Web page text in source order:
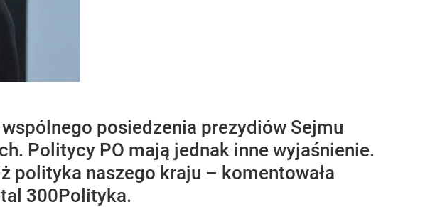
posiedzenia prezydiów Sejmu
Politycy PO mają jednak inne wyjaśnienie.
polityka naszego kraju – komentowała
300Polityka.